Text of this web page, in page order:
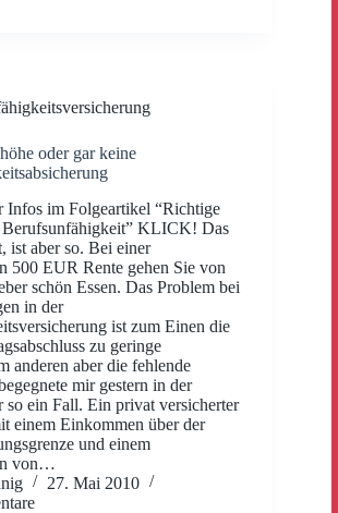
oder gar keine
im Folgeartikel “Richtige
Berufsunfähigkeit” KLICK! Das
ist aber so. Bei einer
500 EUR Rente gehen Sie von
schön Essen. Das Problem bei
in der
ist zum Einen die
zu geringe
anderen aber die fehlende
mir gestern in der
so ein Fall. Ein privat versicherter
einem Einkommen über der
und einem
von…
27. Mai 2010